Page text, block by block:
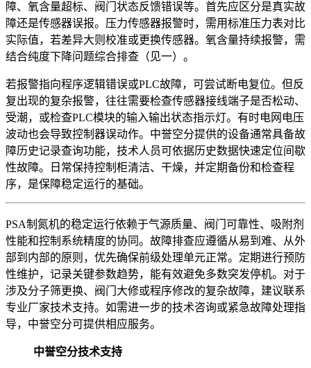
障、氧含量超标、阀门状态反馈错误等。首先应区分是真实故
障还是传感器误报。压力传感器报警时，需用标准压力表对比
实际值，若差异大则校准或更换传感器。氧含量持续报警，需
结合纯度下降问题综合排查（见一）。
若报警指向程序逻辑错误或PLC故障，可尝试断电复位。但反
复出现的复杂报警，往往需要检查传感器接线端子是否松动、
受潮，或检查PLC模块的输入输出状态指示灯。有时电网电压
波动也会导致控制器误动作。中誉空分提供的设备通常具备故
障历史记录查询功能，技术人员可依据历史数据快速定位间歇
性故障。日常保持控制柜清洁、干燥，并定期备份和检查程
序，是保障稳定运行的基础。
PSA制氮机的稳定运行依赖于气源质量、阀门可靠性、吸附剂
性能和控制系统精度的协同。故障排查应遵循从易到难、从外
部到内部的原则，优先确保前级处理单元正常。定期进行预防
性维护，记录关键参数趋势，能有效避免多数突发停机。对于
涉及分子筛更换、阀门大修或程序修改的复杂故障，建议联系
专业厂家技术支持。如需进一步的技术咨询或紧急故障处理指
导，中誉空分可提供相应服务。
中誉空分技术支持